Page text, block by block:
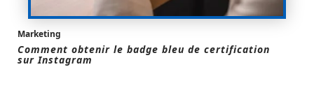
Marketing
Comment obtenir le badge bleu de certification
sur Instagram